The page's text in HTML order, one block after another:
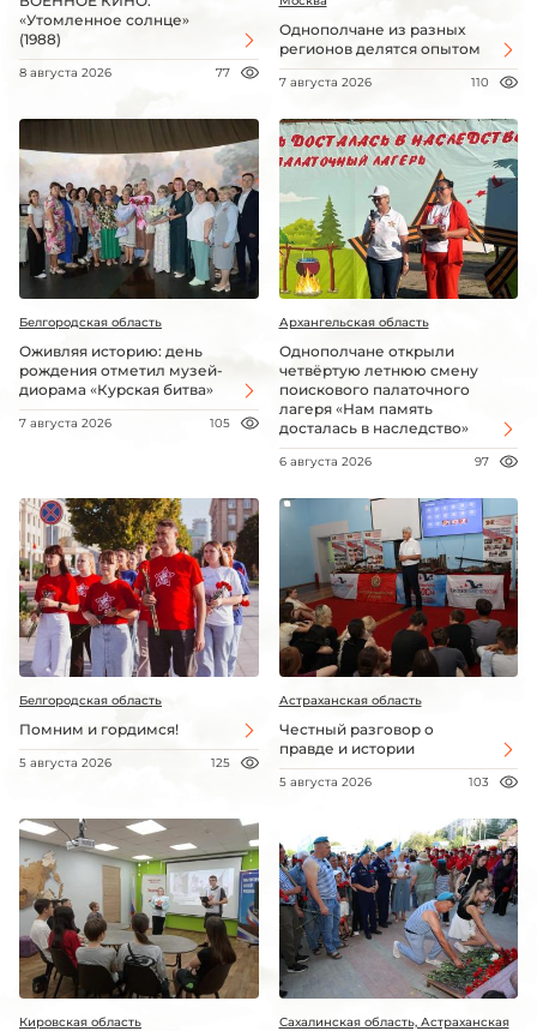
«Утомленное солнце»
(1988)
8 августа 2026 77
Однополчане из разных
регионов делятся опытом
7 августа 2026 110
Белгородская область
Оживляя историю: день
рождения отметил музей-
диорама «Курская битва»
7 августа 2026 105
Архангельская область
Однополчане открыли
четвёртую летнюю смену
поискового палаточного
лагеря «Нам память
досталась в наследство»
6 августа 2026 97
Белгородская область
Помним и гордимся!
5 августа 2026 125
Астраханская область
Честный разговор о
правде и истории
5 августа 2026 103
Кировская область
Сахалинская область, Астраханская